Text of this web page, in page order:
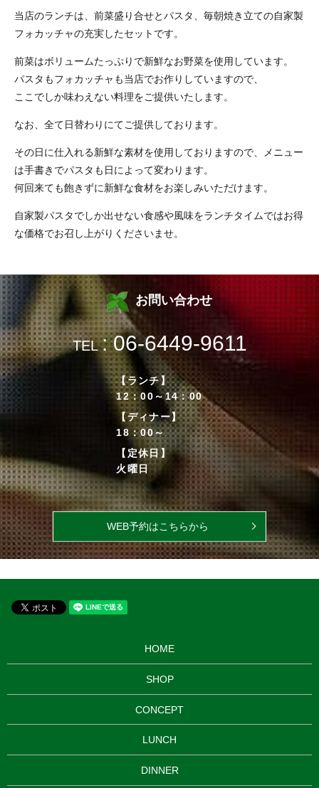
当店のランチは、前菜盛り合せとパスタ、毎朝焼き立ての自家製
フォカッチャの充実したセットです。
前菜はボリュームたっぷりで新鮮なお野菜を使用しています。
パスタもフォカッチャも当店でお作りしていますので、
ここでしか味わえない料理をご提供いたします。
なお、全て日替わりにてご提供しております。
その日に仕入れる新鮮な素材を使用しておりますので、
メニュー
は手書きでパスタも日によって変わります。
何回来ても飽きずに新鮮な食材をお楽しみいただけます。
自家製パスタでしか出せない食感や風味をランチタイムではお得
な価格でお召し上がりくださいませ。
お問い合わせ
TEL: 06-6449-9611
【ランチ】
12：00～14：00
【ディナー】
18：00～
【定休日】
火曜日
WEB予約はこちらから
HOME
SHOP
CONCEPT
LUNCH
DINNER